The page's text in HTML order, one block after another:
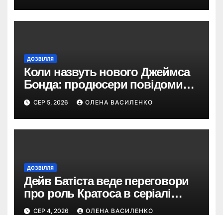
ДОЗВІЛЛЯ
Коли назвуть нового Джеймса
Бонда: продюсери повідомили
про терміни кастингу
СЕР 5, 2026 ОЛЕНА ВАСИЛЕНКО
ДОЗВІЛЛЯ
Дейв Батіста веде переговори
про роль Кратоса в серіалі
«God of War» від Amazon
СЕР 4, 2026 ОЛЕНА ВАСИЛЕНКО